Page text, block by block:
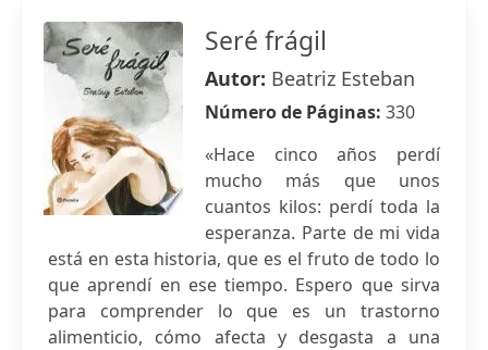
Seré frágil
Autor: Beatriz Esteban
Número de Páginas: 330
«Hace cinco años perdí
mucho más que unos
cuantos kilos: perdí toda la
esperanza. Parte de mi vida
está en esta historia, que es el fruto de todo lo
que aprendí en ese tiempo. Espero que sirva
para comprender lo que es un trastorno
alimenticio, cómo afecta y desgasta a una